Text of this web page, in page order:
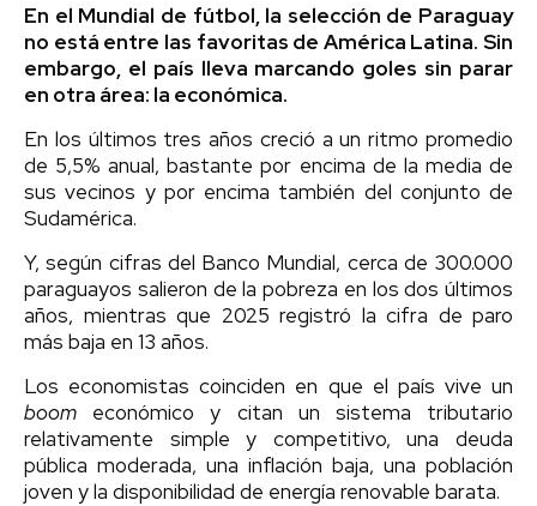
En el Mundial de fútbol, la selección de Paraguay
no está entre las favoritas de América Latina. Sin
embargo, el país lleva marcando goles sin parar
en otra área: la económica.
En los últimos tres años creció a un ritmo promedio
de 5,5% anual, bastante por encima de la media de
sus vecinos y por encima también del conjunto de
Sudamérica.
Y, según cifras del Banco Mundial, cerca de 300.000
paraguayos salieron de la pobreza en los dos últimos
años, mientras que 2025 registró la cifra de paro
más baja en 13 años.
Los economistas coinciden en que el país vive un
boom económico y citan un sistema tributario
relativamente simple y competitivo, una deuda
pública moderada, una inflación baja, una población
joven y la disponibilidad de energía renovable barata.